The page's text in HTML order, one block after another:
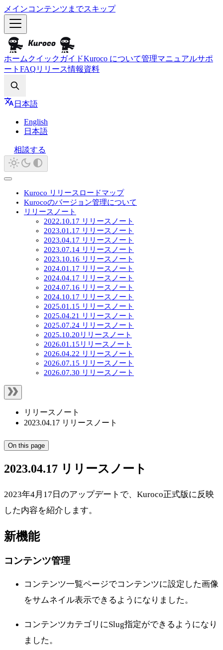
メインコンテンツまでスキップ
ホーム クイックガイドKuroco について管理マニュアルサポ
ート FAQ リリース情報資料
日本語
English
日本語
相談する
Kuroco リリースロードマップ
Kurocoのバージョン管理について
リリースノート
2022.10.17 リリースノート
2023.01.17 リリースノート
2023.04.17 リリースノート
2023.07.14 リリースノート
2023.10.16 リリースノート
2024.01.17 リリースノート
2024.04.17 リリースノート
2024.07.16 リリースノート
2024.10.17 リリースノート
2025.01.15 リリースノート
2025.04.21 リリースノート
2025.07.24 リリースノート
2025.10.20リリースノート
2026.01.15リリースノート
2026.04.22 リリースノート
2026.07.15 リリースノート
2026.07.30 リリースノート
リリースノート
2023.04.17 リリースノート
On this page
2023.04.17 リリースノート
2023年4月17日のアップデートで、Kuroco正式版に反映
した内容を紹介します。
新機能
コンテンツ管理
コンテンツ一覧ページでコンテンツに設定した画像
をサムネイル表示できるようになりました。
コンテンツカテゴリにSlug指定ができるようになり
ました。